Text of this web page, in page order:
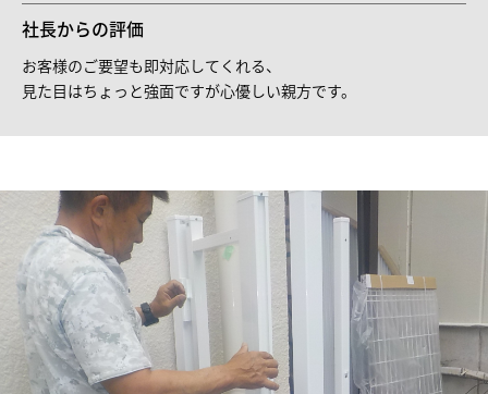
社長からの評価
お客様のご要望も即対応してくれる、
見た目はちょっと強面ですが心優しい親方です。